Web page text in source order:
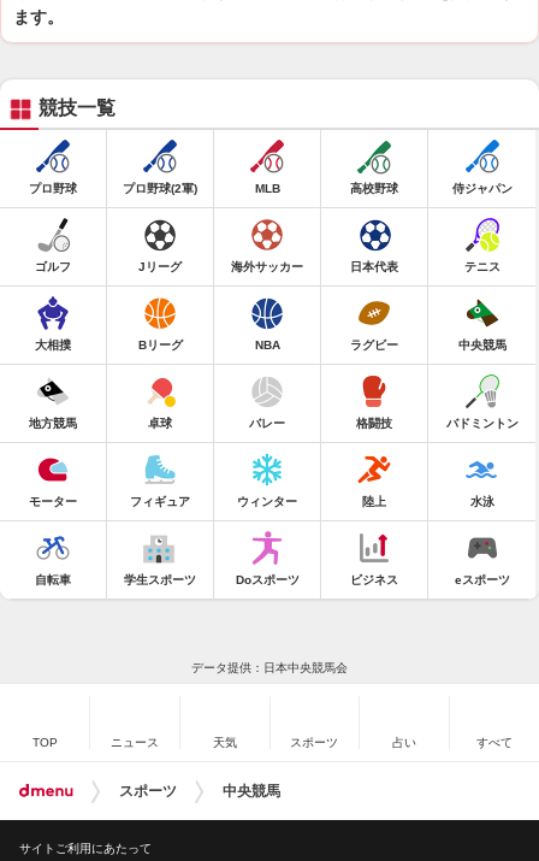
ます。
競技一覧
プロ野球 プロ野球(2軍) MLB 高校野球 侍ジャパン
ゴルフ Jリーグ 海外サッカー 日本代表 テニス
大相撲 Bリーグ NBA ラグビー 中央競馬
地方競馬 卓球 バレー 格闘技 バドミントン
モーター フィギュア ウィンター 陸上 水泳
自転車 学生スポーツ Doスポーツ ビジネス eスポーツ
データ提供：日本中央競馬会
TOP ニュース 天気 スポーツ 占い すべて
スポーツ 中央競馬
サイトご利用にあたって